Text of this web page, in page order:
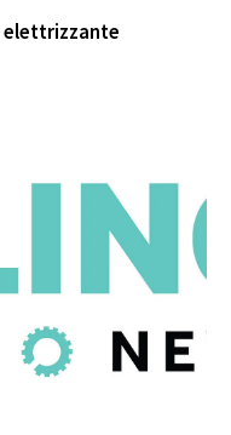
elettrizzante